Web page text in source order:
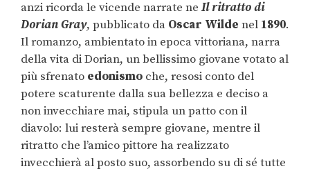
anzi ricorda le vicende narrate ne Il ritratto di
Dorian Gray, pubblicato da Oscar Wilde nel 1890.
Il romanzo, ambientato in epoca vittoriana, narra
della vita di Dorian, un bellissimo giovane votato al
più sfrenato edonismo che, resosi conto del
potere scaturente dalla sua bellezza e deciso a
non invecchiare mai, stipula un patto con il
diavolo: lui resterà sempre giovane, mentre il
ritratto che l’amico pittore ha realizzato
invecchierà al posto suo, assorbendo su di sé tutte